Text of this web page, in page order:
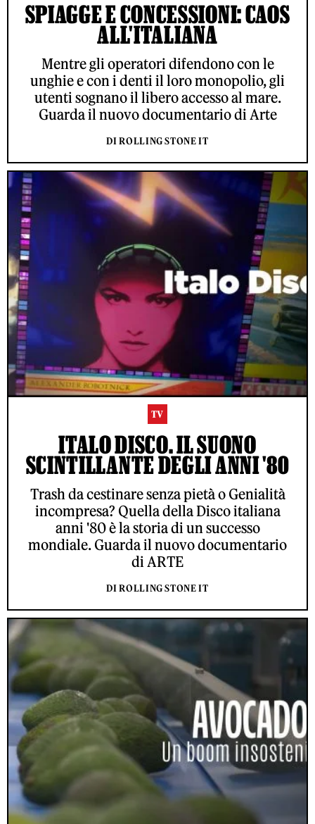
SPIAGGE E CONCESSIONI: CAOS
ALL'ITALIANA
Mentre gli operatori difendono con le
unghie e con i denti il loro monopolio, gli
utenti sognano il libero accesso al mare.
Guarda il nuovo documentario di Arte
DI ROLLING STONE IT
TV
ITALO DISCO. IL SUONO
SCINTILLANTE DEGLI ANNI '80
Trash da cestinare senza pietà o Genialità
incompresa? Quella della Disco italiana
anni '80 è la storia di un successo
mondiale. Guarda il nuovo documentario
di ARTE
DI ROLLING STONE IT